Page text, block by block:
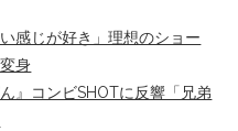
感じが好き」理想のショー
身
』コンビSHOTに反響「兄弟